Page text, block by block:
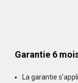
Garantie 6
La garantie